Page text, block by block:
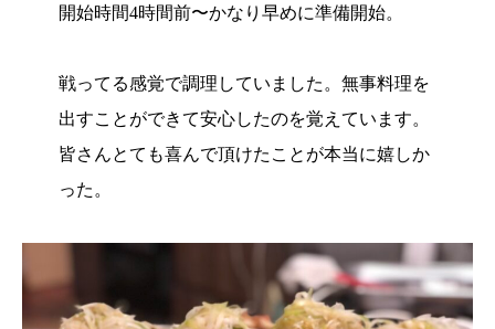
開始時間4時間前〜かなり早めに準備開始。
戦ってる感覚で調理していました。無事料理を
出すことができて安心したのを覚えています。
皆さんとても喜んで頂けたことが本当に嬉しか
った。